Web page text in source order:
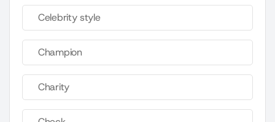
Celebrity style
Champion
Charity